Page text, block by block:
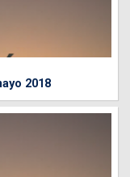
2018